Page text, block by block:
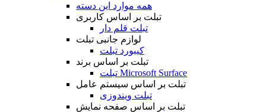
همه موارد این دسته
تبلت بر اساس کاربری
تبلت قلم دار
لوازم جانبی تبلت
کیبورد تبلت
تبلت بر اساس برند
تبلت Microsoft Surface
تبلت بر اساس سیستم عامل
تبلت ویندوزی
تبلت بر اساس صفحه نمایش